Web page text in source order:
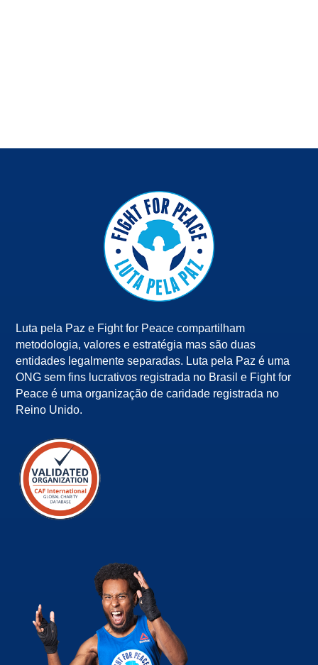
Luta pela Paz e Fight for Peace compartilham
metodologia, valores e estratégia mas são duas
entidades legalmente separadas. Luta pela Paz é uma
ONG sem fins lucrativos registrada no Brasil e Fight for
Peace é uma organização de caridade registrada no
Reino Unido.